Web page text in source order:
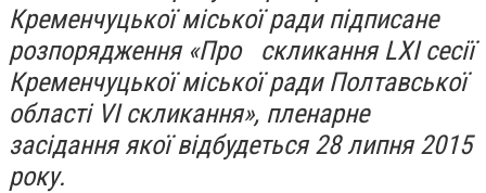
Кременчуцької міської ради підписане
розпорядження «Про скликання LХІ сесії
Кременчуцької міської ради Полтавської
області VІ скликання», пленарне
засідання якої відбудеться 28 липня 2015
року.